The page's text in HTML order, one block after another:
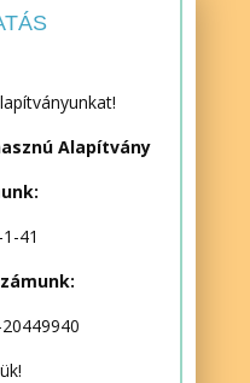
Alapítvány
41